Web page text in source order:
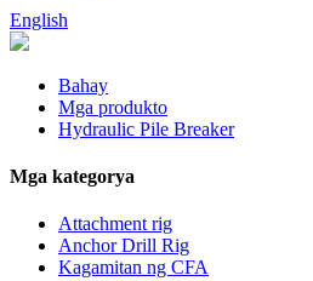
English
Bahay
Mga produkto
Hydraulic Pile Breaker
Mga kategorya
Attachment rig
Anchor Drill Rig
Kagamitan ng CFA